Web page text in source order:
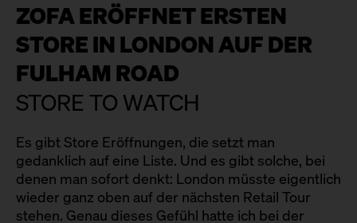
ZOFA ERÖFFNET ERSTEN
STORE IN LONDON AUF DER
FULHAM ROAD
STORE TO WATCH
Es gibt Store Eröffnungen, die setzt man
gedanklich auf eine Liste. Und es gibt solche, bei
denen man sofort denkt: London müsste eigentlich
wieder ganz oben auf der nächsten Retail Tour
stehen. Genau dieses Gefühl hatte ich bei der